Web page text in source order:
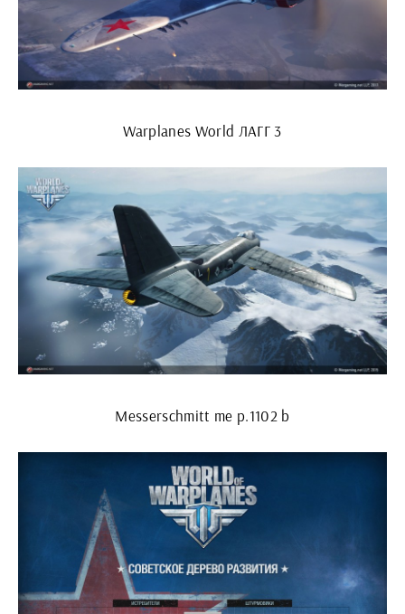
Warplanes World ЛАГГ 3
Messerschmitt me p.1102 b